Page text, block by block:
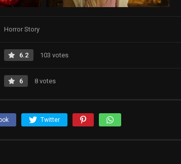
Horror Story
6.2 103 votes
6 8 votes
Twitter